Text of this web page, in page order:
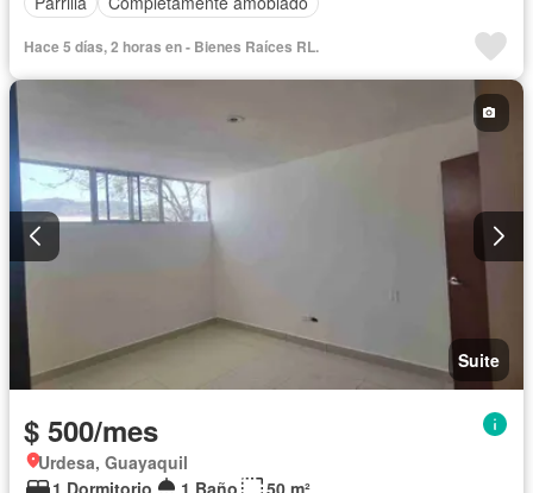
Hace 5 días, 2 horas en - Bienes Raíces RL.
Suite
$ 500/mes
Urdesa, Guayaquil